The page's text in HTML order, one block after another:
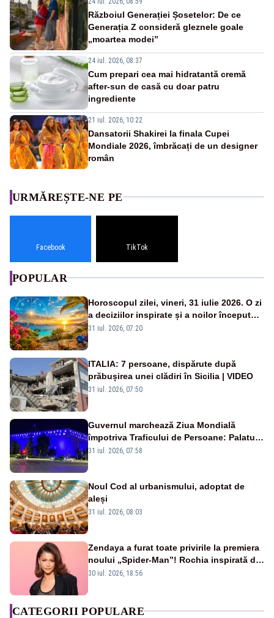
Războiul Generației Șosetelor: De ce
Generația Z consideră gleznele goale
„moartea modei”
24 iul. 2026, 08:37
Cum prepari cea mai hidratantă cremă
after-sun de casă cu doar patru
ingrediente
21 iul. 2026, 10:22
Dansatorii Shakirei la finala Cupei
Mondiale 2026, îmbrăcați de un designer
român
URMĂREȘTE-NE PE
Facebook TikTok
POPULAR
Horoscopul zilei, vineri, 31 iulie 2026. O zi
a deciziilor inspirate și a noilor începuturi.
Vezi zodiile vizate
31 iul. 2026, 07:20
ITALIA: 7 persoane, dispărute după
prăbușirea unei clădiri în Sicilia | VIDEO
31 iul. 2026, 07:50
Guvernul marchează Ziua Mondială
împotriva Traficului de Persoane: Palatul
Victoria, iluminat în albastru
31 iul. 2026, 07:58
Noul Cod al urbanismului, adoptat de
aleși
31 iul. 2026, 08:03
Zendaya a furat toate privirile la premiera
noului „Spider-Man”! Rochia inspirată de
pânza de păianjen a făcut senzație
30 iul. 2026, 18:56
CATEGORII POPULARE